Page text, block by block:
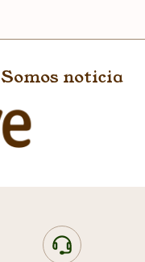
Somos noticia